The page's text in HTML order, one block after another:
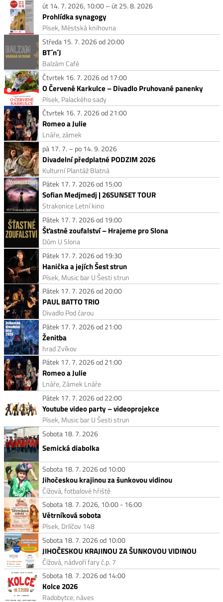
út 14. 7. 2026, 10:00 – út 25. 8. 2026
Prohlídka synagogy
Písek, Městská knihovna
Středa 15. 7. 2026 od 20:00
BT´n´J
Balzám Café
Čtvrtek 16. 7. 2026 od 17:00
O Červené Karkulce – Divadlo Pruhované panenky
Písek, Palackého sady
Čtvrtek 16. 7. 2026 od 21:00
Romeo a Julie
Lnáře, zámek
pá 17. 7. – po 14. 9. 2026
Divadelní předplatné PODZIM 2026
Kulturní Plantáž Blatná
Pátek 17. 7. 2026 od 15:00
Sofian Medjmedj | 26SUNSET TOUR
Strakonice Letní kino
Pátek 17. 7. 2026 od 19:00
Šťastné zoufalství – Hrajeme pro Slona
Dům U Slona
Pátek 17. 7. 2026 od 19:30
Hanička a jejích Šest strun
Písek, Music bar U Šesti strun
Pátek 17. 7. 2026 od 20:00
PAUL BATTO TRIO
Divadlo Pod čarou
Pátek 17. 7. 2026 od 21:00
Ženitba
hrad Zvíkov
Pátek 17. 7. 2026 od 21:00
Romeo a Julie
Lnáře, Zámek Lnáře
Pátek 17. 7. 2026 od 22:00
Youtube video party – videoprojekce
Písek, Music bar U Šesti strun
Sobota 18. 7. 2026
Semická diabolka
Sobota 18. 7. 2026 od 10:00
Jihočeskou krajinou za šunkovou vidinou
Čížová, fotbalové hřiště
Sobota 18. 7. 2026, 10:00 - 16:00
Větrníková sobota
Písek, Drlíčov 148
Sobota 18. 7. 2026 od 10:00
JIHOČESKOU KRAJINOU ZA ŠUNKOVOU VIDINOU
Čížová, nádvoří fary č.p. 7
Sobota 18. 7. 2026 od 14:00
Kolce 2026
Radobytce, náves